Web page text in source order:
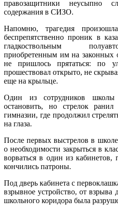
правозащитники неусыпно
содержания в СИЗО.
Напомню, трагедия
беспрепятственно проник в
гладкоствольным
приобретенным им на законных
не пришлось прятаться: по
прошествовал открыто, не
еще на крыльце.
Один из сотрудников
остановить, но стрелок
гимназии, где продолжил
на глаза.
После первых выстрелов в
о необходимости закрыться в
ворваться в один из кабинетов,
кончились патроны.
Под дверь кабинета с
взрывное устройство, от взрыва
школьного коридора была